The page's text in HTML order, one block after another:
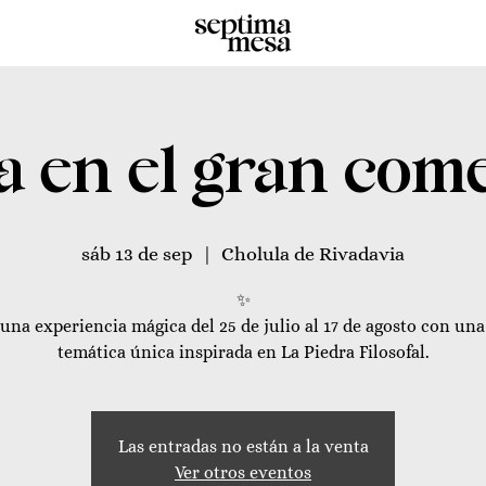
en el gran
sáb 13 de sep Cholula de Rivadavia
✨
experiencia mágica del 25 de julio al 17 de agosto con
temática única inspirada en La Piedra Filosofal.
Las entradas no están a la venta
Ver otros eventos